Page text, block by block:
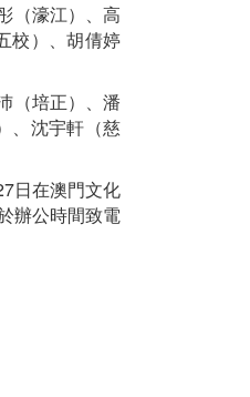
（濠江）、高
校）、胡倩婷
（培正）、潘
、沈宇軒（慈
日在澳門文化
辦公時間致電